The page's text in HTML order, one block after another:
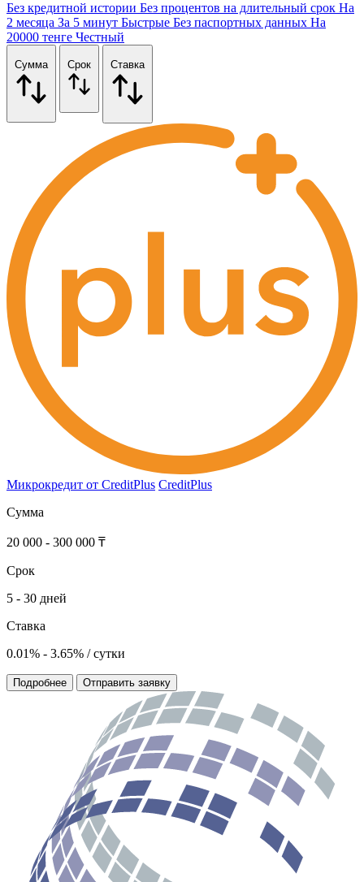
Без кредитной истории Без процентов на длительный срок На
2 месяца За 5 минут Быстрые Без паспортных данных На
20000 тенге Честный
Сумма Срок Ставка
Микрокредит от CreditPlus CreditPlus
Сумма
20 000 - 300 000 ₸
Срок
5 - 30 дней
Ставка
0.01% - 3.65% / сутки
Подробнее Отправить заявку